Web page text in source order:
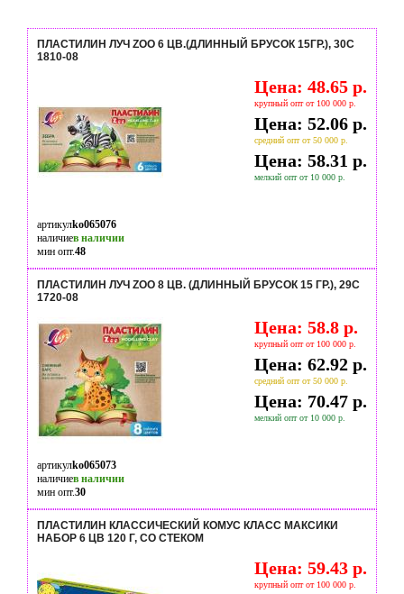
ПЛАСТИЛИН ЛУЧ ZOO 6 ЦВ.(ДЛИННЫЙ БРУСОК 15ГР.), 30С
1810-08
Цена: 48.65 р.
крупный опт от 100 000 р.
Цена: 52.06 р.
средний опт от 50 000 р.
Цена: 58.31 р.
мелкий опт от 10 000 р.
артикулko065076
наличиев наличии
мин опт.48
ПЛАСТИЛИН ЛУЧ ZOO 8 ЦВ. (ДЛИННЫЙ БРУСОК 15 ГР.), 29С
1720-08
Цена: 58.8 р.
крупный опт от 100 000 р.
Цена: 62.92 р.
средний опт от 50 000 р.
Цена: 70.47 р.
мелкий опт от 10 000 р.
артикулko065073
наличиев наличии
мин опт.30
ПЛАСТИЛИН КЛАССИЧЕСКИЙ КОМУС КЛАСС МАКСИКИ
НАБОР 6 ЦВ 120 Г, СО СТЕКОМ
Цена: 59.43 р.
крупный опт от 100 000 р.